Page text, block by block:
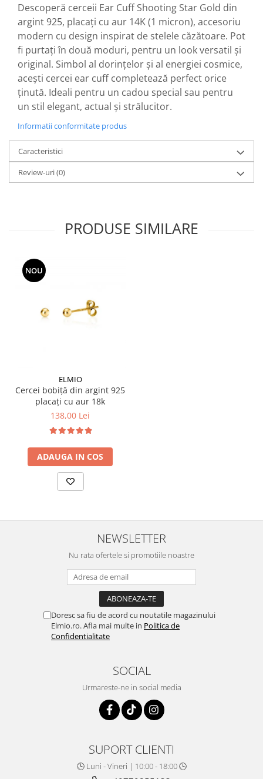
Descoperă cerceii Ear Cuff Shooting Star Gold din
argint 925, placați cu aur 14K (1 micron), accesoriu
modern cu design inspirat de stelele căzătoare. Pot
fi purtați în două moduri, pentru un look versatil și
original. Simbol al dorințelor și al energiei cosmice,
acești cercei ear cuff completează perfect orice
ținută. Ideali pentru un cadou special sau pentru
un stil elegant, actual și strălucitor.
Informatii conformitate produs
Caracteristici
Review-uri(0)
PRODUSE SIMILARE
NOU
ELMIO
Cercei bobiță din argint 925
placați cu aur 18k
138,00 Lei
ADAUGA IN COS
NEWSLETTER
Nu rata ofertele si promotiile noastre
Doresc sa fiu de acord cu noutatile magazinului
Elmio.ro. Afla mai multe in Politica de
Confidentialitate
SOCIAL
Urmareste-ne in social media
SUPORT CLIENTI
🕒 Luni - Vineri | 10:00 - 18:00 🕒